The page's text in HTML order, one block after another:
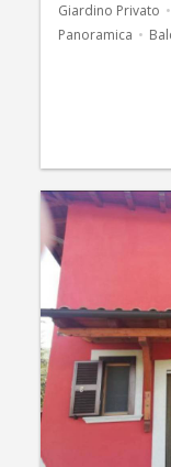
Giardino Privato
Panoramica